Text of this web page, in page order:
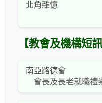
北角雜憶
【教會及機構短訊
南亞路德會
會長及長老就職禮